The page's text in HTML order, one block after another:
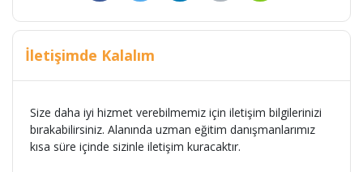
İletişimde Kalalım
Size daha iyi hizmet verebilmemiz için iletişim bilgilerinizi
bırakabilirsiniz. Alanında uzman eğitim danışmanlarımız
kısa süre içinde sizinle iletişim kuracaktır.